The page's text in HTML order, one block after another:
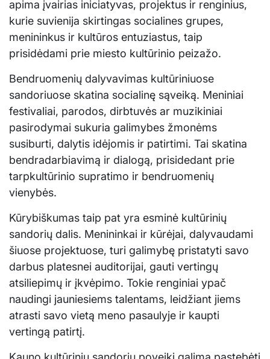
apima įvairias iniciatyvas, projektus ir renginius,
kurie suvienija skirtingas socialines grupes,
menininkus ir kultūros entuziastus, taip
prisidėdami prie miesto kultūrinio peizažo.
Bendruomenių dalyvavimas kultūriniuose
sandoriuose skatina socialinę sąveiką. Meniniai
festivaliai, parodos, dirbtuvės ar muzikiniai
pasirodymai sukuria galimybes žmonėms
susiburti, dalytis idėjomis ir patirtimi. Tai skatina
bendradarbiavimą ir dialogą, prisidedant prie
tarpkultūrinio supratimo ir bendruomenių
vienybės.
Kūrybiškumas taip pat yra esminė kultūrinių
sandorių dalis. Menininkai ir kūrėjai, dalyvaudami
šiuose projektuose, turi galimybę pristatyti savo
darbus platesnei auditorijai, gauti vertingų
atsiliepimų ir įkvėpimo. Tokie renginiai ypač
naudingi jauniesiems talentams, leidžiant jiems
atrasti savo vietą meno pasaulyje ir kaupti
vertingą patirtį.